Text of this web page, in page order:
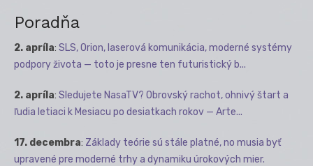
Poradňa
2. apríla: SLS, Orion, laserová komunikácia, moderné systémy
podpory života — toto je presne ten futuristický b...
2. apríla: Sledujete NasaTV? Obrovský rachot, ohnivý štart a
ľudia letiaci k Mesiacu po desiatkach rokov — Arte...
17. decembra: Základy teórie sú stále platné, no musia byť
upravené pre moderné trhy a dynamiku úrokových mier.